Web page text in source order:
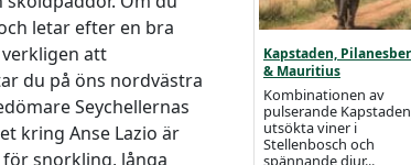
letar efter en bra
att
du på öns nordvästra
Seychellernas
kring Anse Lazio är
snorkling, långa
Kapstaden,
& Mauritius
Kombinationen av
pulserande
utsökta viner i
Stellenbosch och
spännande djur...